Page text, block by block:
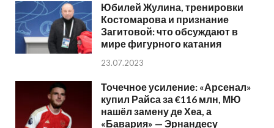
Юбилей Жулина, тренировки
Костомарова и признание
Загитовой: что обсуждают в
мире фигурного катания
23.07.2023
Точечное усиление: «Арсенал»
купил Райса за €116 млн, МЮ
нашёл замену де Хеа, а
«Бавария» — Эрнандесу